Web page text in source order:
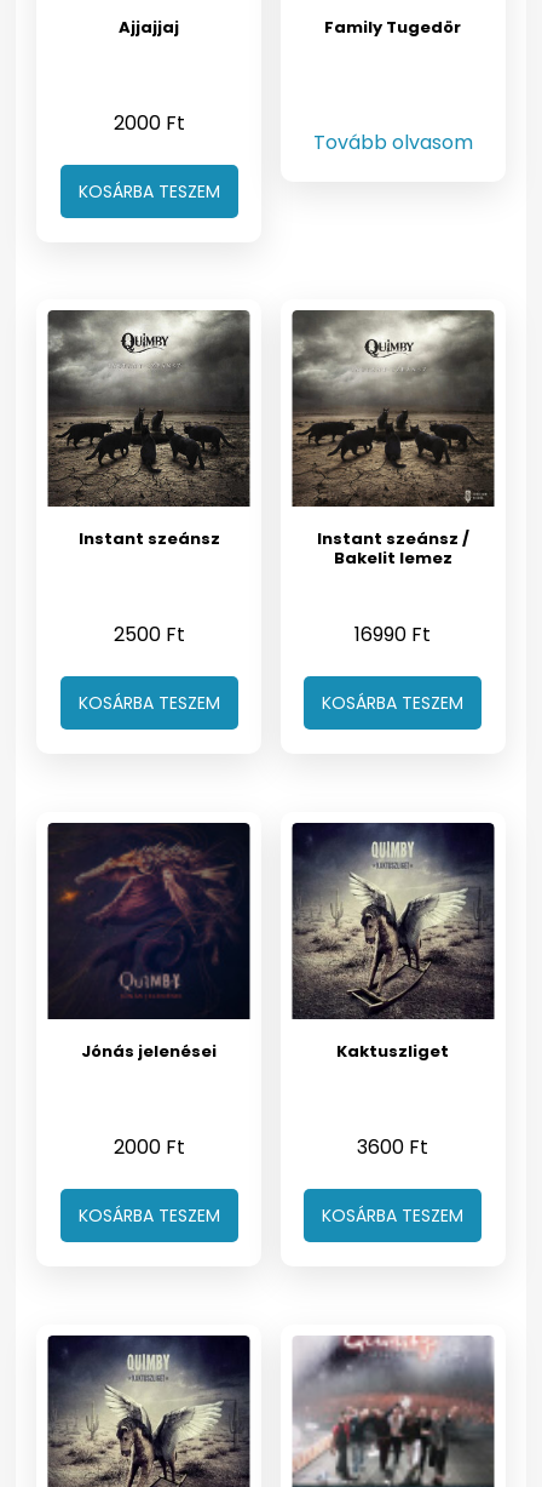
Ajjajjaj
2000 Ft
KOSÁRBA TESZEM
Family Tugedör
Tovább olvasom
Instant szeánsz
2500 Ft
KOSÁRBA TESZEM
Instant szeánsz /
Bakelit lemez
16990 Ft
KOSÁRBA TESZEM
Jónás jelenései
2000 Ft
KOSÁRBA TESZEM
Kaktuszliget
3600 Ft
KOSÁRBA TESZEM